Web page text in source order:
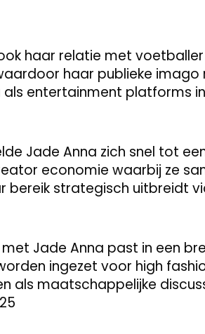
haar relatie met voetballer
haar publieke
entertainment platforms
Jade Anna zich snel tot
economie waarbij ze
bereik strategisch uitbreidt
Jade Anna past in een
ingezet voor high
als maatschappelijke